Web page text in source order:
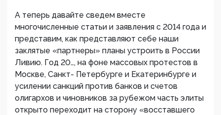
А теперь давайте сведем вместе
многочисленные статьи и заявления с 2014 года и
представим, как представляют себе наши
заклятые «партнеры» планы устроить в России
Ливию. Год 20…, на фоне массовых протестов в
Москве, Санкт- Петербурге и Екатеринбурге и
усилении санкций против банков и счетов
олигархов и чиновников за рубежом часть элиты
открыто переходит на сторону «восставшего